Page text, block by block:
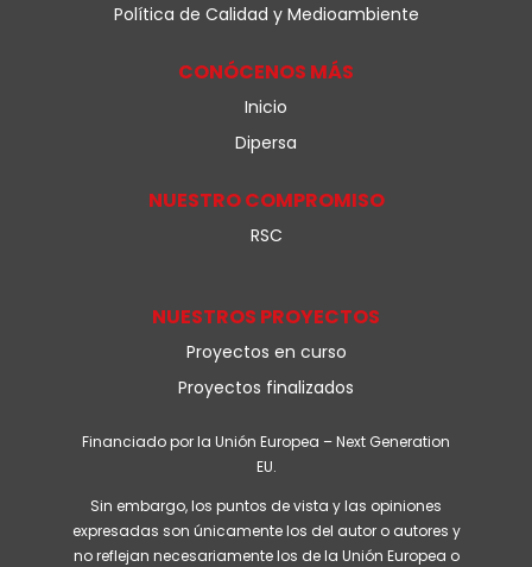
Política de Calidad y Medioambiente
CONÓCENOS MÁS
Inicio
Dipersa
NUESTRO COMPROMISO
RSC
NUESTROS PROYECTOS
Proyectos en curso
Proyectos finalizados
Financiado por la Unión Europea – Next Generation
EU.
Sin embargo, los puntos de vista y las opiniones
expresadas son únicamente los del autor o autores y
no reflejan necesariamente los de la Unión Europea o